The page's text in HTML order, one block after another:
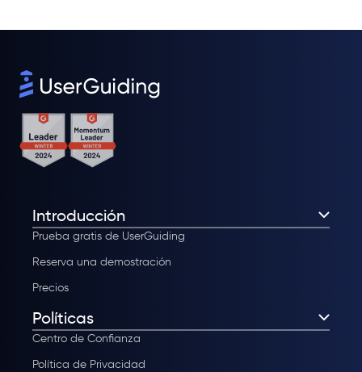
Introducción
Prueba gratis de UserGuiding
Reserva una demostración
Precios
Políticas
Centro de Confianza
Política de Privacidad